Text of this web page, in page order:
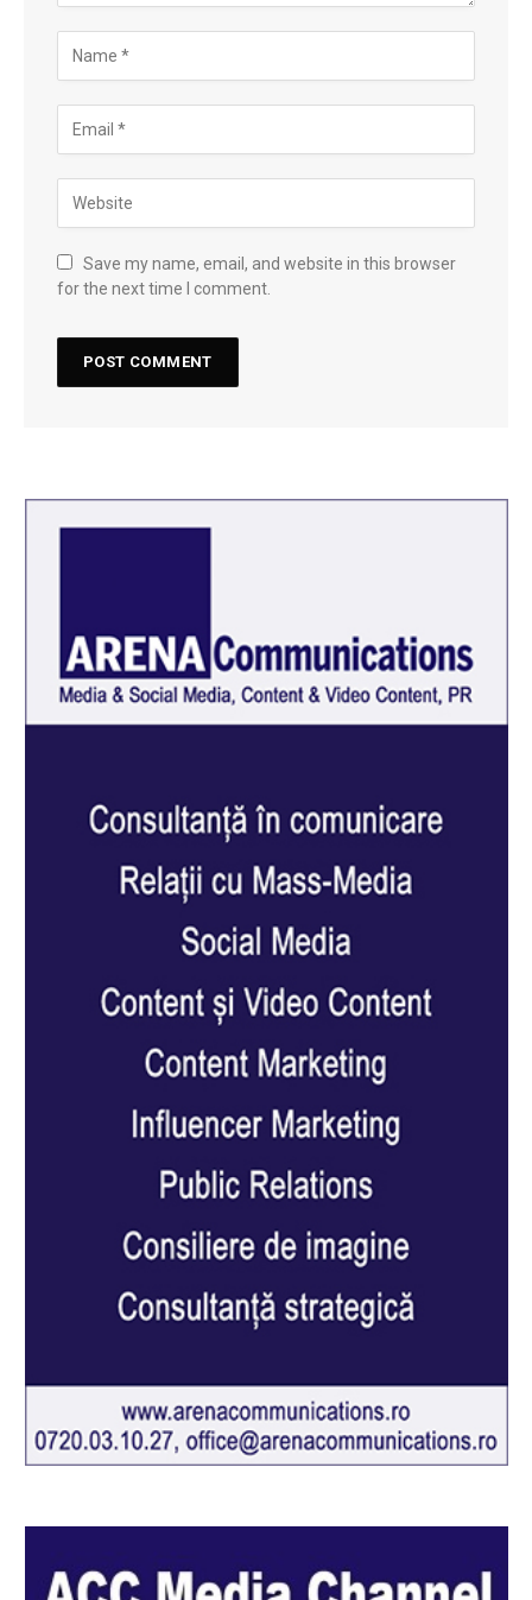
Save my name, email, and website in this browser
for the next time I comment.